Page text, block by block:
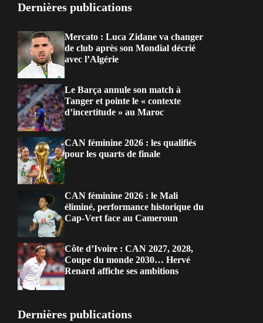
Dernières publications
Mercato : Luca Zidane va changer
de club après son Mondial décrié
avec l’Algérie
Le Barça annule son match à
Tanger et pointe le « contexte
d’incertitude » au Maroc
CAN féminine 2026 : les qualifiés
pour les quarts de finale
CAN féminine 2026 : le Mali
éliminé, performance historique du
Cap-Vert face au Cameroun
Côte d’Ivoire : CAN 2027, 2028,
Coupe du monde 2030… Hervé
Renard affiche ses ambitions
Dernières publications